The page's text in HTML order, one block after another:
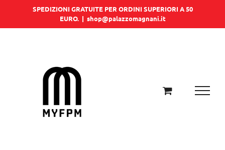
SPEDIZIONI GRATUITE PER ORDINI SUPERIORI A 50
EURO. | shop@palazzomagnani.it